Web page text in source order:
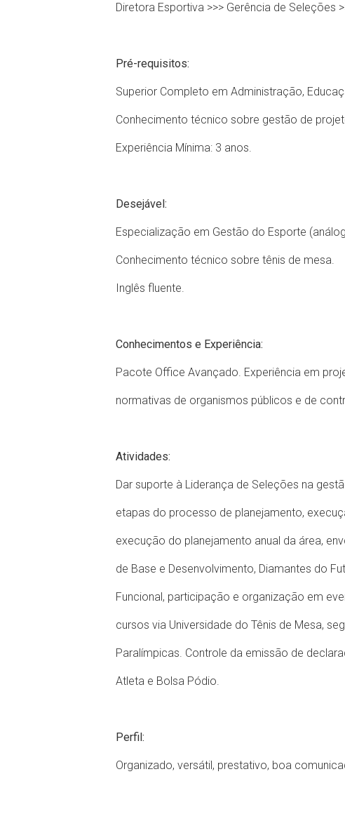
Diretora Esportiva >>> Gerência de Seleções
Pré-requisitos:
Superior Completo em Administração,
Conhecimento técnico sobre gestão de
Experiência Mínima: 3 anos.
Desejável:
Especialização em Gestão do Esporte
Conhecimento técnico sobre tênis de mesa.
Inglês fluente.
Conhecimentos e Experiência:
Pacote Office Avançado. Experiência em
normativas de organismos públicos e de
Atividades:
Dar suporte à Liderança de Seleções na
etapas do processo de planejamento,
execução do planejamento anual da área,
de Base e Desenvolvimento, Diamantes do
Funcional, participação e organização em
cursos via Universidade do Tênis de Mesa,
Paralímpicas. Controle da emissão de
Atleta e Bolsa Pódio.
Perfil:
Organizado, versátil, prestativo, boa